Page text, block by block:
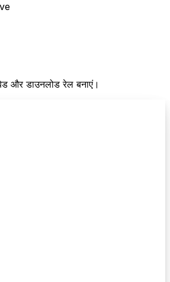
और डाउनलोड रेल बनाएं।